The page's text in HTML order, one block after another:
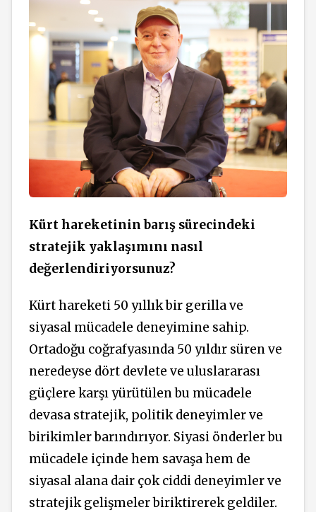
Kürt hareketinin barış sürecindeki
stratejik yaklaşımını nasıl
değerlendiriyorsunuz?
Kürt hareketi 50 yıllık bir gerilla ve
siyasal mücadele deneyimine sahip.
Ortadoğu coğrafyasında 50 yıldır süren ve
neredeyse dört devlete ve uluslararası
güçlere karşı yürütülen bu mücadele
devasa stratejik, politik deneyimler ve
birikimler barındırıyor. Siyasi önderler bu
mücadele içinde hem savaşa hem de
siyasal alana dair çok ciddi deneyimler ve
stratejik gelişmeler biriktirerek geldiler.